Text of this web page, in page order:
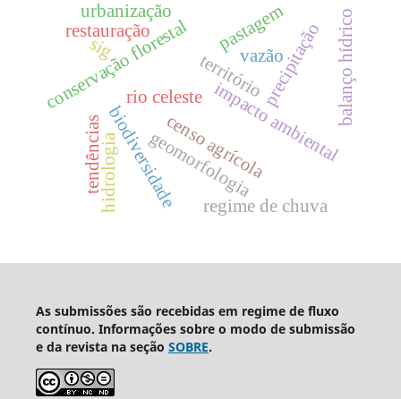
conservação florestal
impacto ambiental
censo agrícola
biodiversidade
rio celeste
tendências
precipitação
vazão balanço hídrico
geomorfologia
hidrologia regime de chuva
território
restauração pastagem
urbanização
sig
As submissões são recebidas em regime de fluxo
contínuo. Informações sobre o modo de submissão
e da revista na seção SOBRE.